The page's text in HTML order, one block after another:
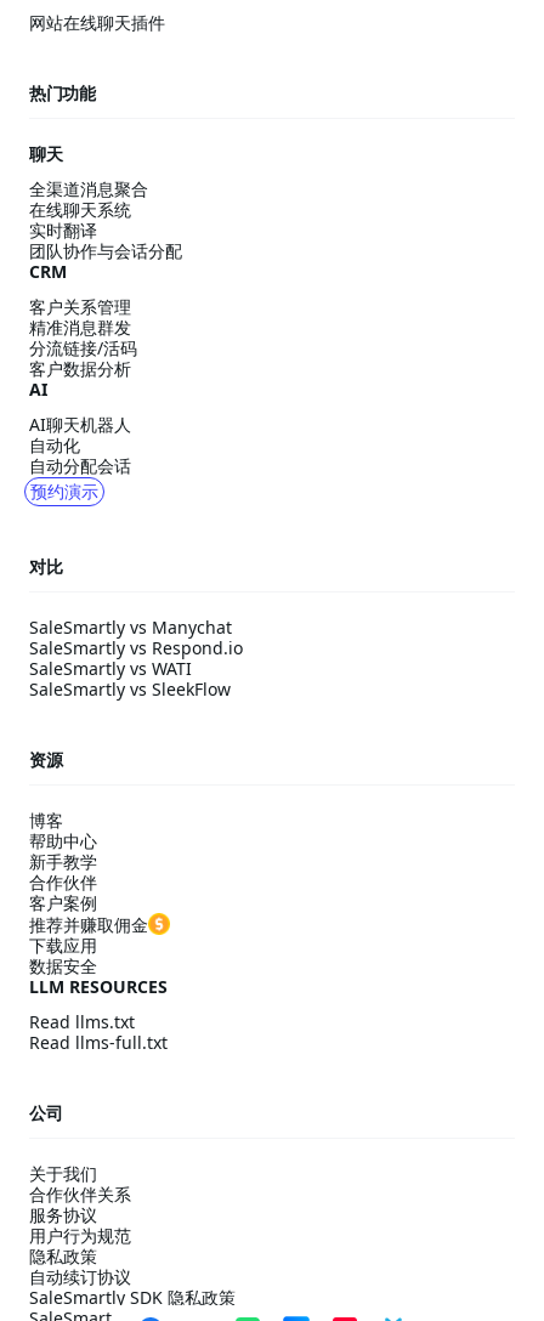
网站在线聊天插件
热门功能
聊天
全渠道消息聚合
在线聊天系统
实时翻译
团队协作与会话分配
CRM
客户关系管理
精准消息群发
分流链接/活码
客户数据分析
AI
AI聊天机器人
自动化
自动分配会话
预约演示
对比
SaleSmartly vs Manychat
SaleSmartly vs Respond.io
SaleSmartly vs WATI
SaleSmartly vs SleekFlow
资源
博客
帮助中心
新手教学
合作伙伴
客户案例
推荐并赚取佣金
下载应用
数据安全
LLM RESOURCES
Read llms.txt
Read llms-full.txt
公司
关于我们
合作伙伴关系
服务协议
用户行为规范
隐私政策
自动续订协议
SaleSmartly SDK 隐私政策